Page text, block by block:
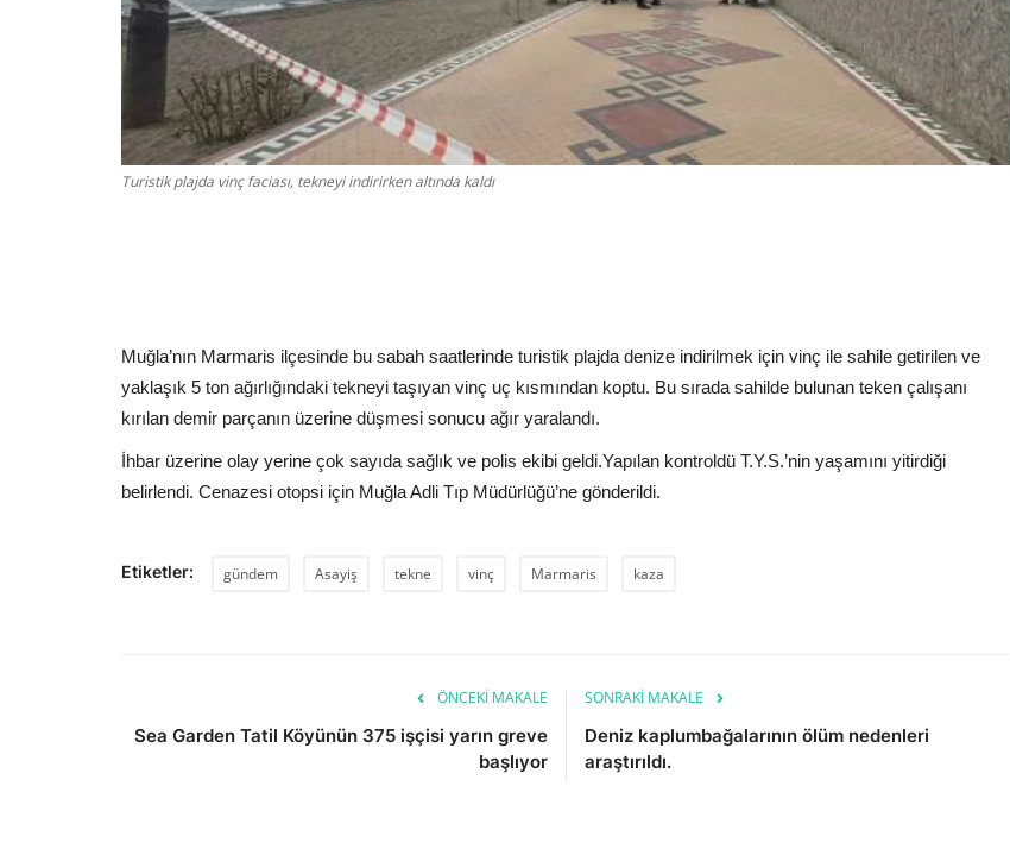
Turistik plajda vinç faciası, tekneyi indirirken altında kaldı
Muğla’nın Marmaris ilçesinde bu sabah saatlerinde turistik plajda denize indirilmek için vinç ile sahile getirilen ve
yaklaşık 5 ton ağırlığındaki tekneyi taşıyan vinç uç kısmından koptu. Bu sırada sahilde bulunan teken çalışanı
kırılan demir parçanın üzerine düşmesi sonucu ağır yaralandı.
İhbar üzerine olay yerine çok sayıda sağlık ve polis ekibi geldi.Yapılan kontroldü T.Y.S.’nin yaşamını yitirdiği
belirlendi. Cenazesi otopsi için Muğla Adli Tıp Müdürlüğü’ne gönderildi.
Etiketler: gündem Asayiş tekne vinç Marmaris kaza
ÖNCEKI MAKALE
Sea Garden Tatil Köyünün 375 işçisi yarın greve
başlıyor
SONRAKI MAKALE
Deniz kaplumbağalarının ölüm nedenleri
araştırıldı.